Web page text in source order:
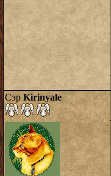
Сэр Kirinyale